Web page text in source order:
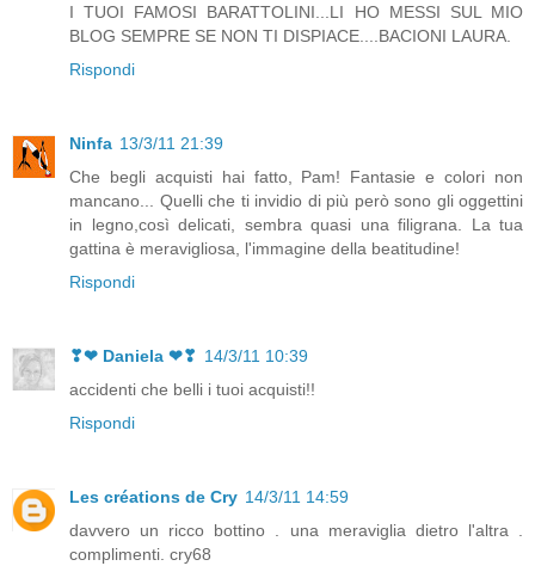
I TUOI FAMOSI BARATTOLINI...LI HO MESSI SUL MIO
BLOG SEMPRE SE NON TI DISPIACE....BACIONI LAURA.
Rispondi
Ninfa 13/3/11 21:39
Che begli acquisti hai fatto, Pam! Fantasie e colori non
mancano... Quelli che ti invidio di più però sono gli oggettini
in legno,così delicati, sembra quasi una filigrana. La tua
gattina è meravigliosa, l'immagine della beatitudine!
Rispondi
❣❤ Daniela ❤❣ 14/3/11 10:39
accidenti che belli i tuoi acquisti!!
Rispondi
Les créations de Cry 14/3/11 14:59
davvero un ricco bottino . una meraviglia dietro l'altra .
complimenti. cry68